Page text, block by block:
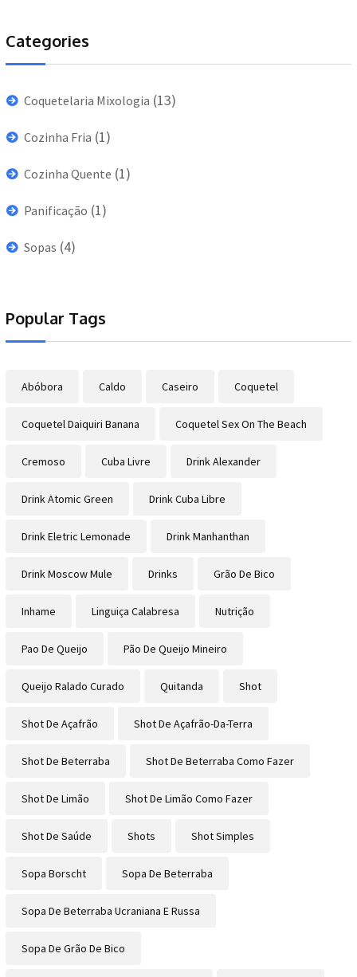
Categories
Coquetelaria Mixologia (13)
Cozinha Fria (1)
Cozinha Quente (1)
Panificação (1)
Sopas (4)
Popular Tags
Abóbora Caldo Caseiro Coquetel
Coquetel Daiquiri Banana Coquetel Sex On The Beach
Cremoso Cuba Livre Drink Alexander
Drink Atomic Green Drink Cuba Libre
Drink Eletric Lemonade Drink Manhanthan
Drink Moscow Mule Drinks Grão De Bico
Inhame Linguiça Calabresa Nutrição
Pao De Queijo Pão De Queijo Mineiro
Queijo Ralado Curado Quitanda Shot
Shot De Açafrão Shot De Açafrão-Da-Terra
Shot De Beterraba Shot De Beterraba Como Fazer
Shot De Limão Shot De Limão Como Fazer
Shot De Saúde Shots Shot Simples
Sopa Borscht Sopa De Beterraba
Sopa De Beterraba Ucraniana E Russa
Sopa De Grão De Bico